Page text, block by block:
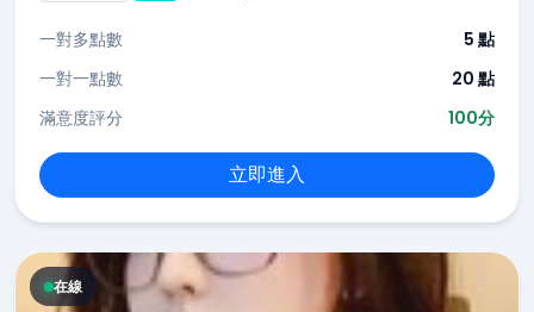
一對多點數
5 點
一對一點數
20 點
滿意度評分
100分
立即進入
在線